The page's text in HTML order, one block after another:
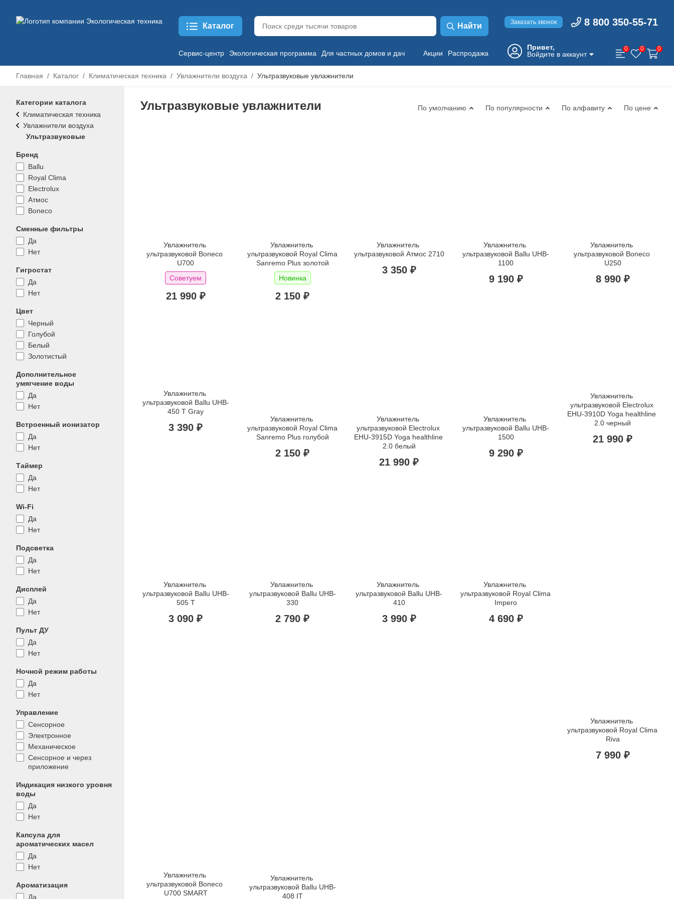
Каталог Найти
Сервис-центр Экологическая программа Для частных домов и дач Акции Распродажа
Заказать звонок 8 800 350-55-71
Привет,
Войдите в аккаунт
0 0 0
Главная Каталог Климатическая техника Увлажнители воздуха Ультразвуковые увлажнители
Категории каталога
Климатическая техника
Увлажнители воздуха
Ультразвуковые
Бренд
Ballu
Royal Clima
Electrolux
Атмос
Boneco
Сменные фильтры
Да
Нет
Гигростат
Да
Нет
Цвет
Черный
Голубой
Белый
Золотистый
Дополнительное
умягчение воды
Да
Нет
Встроенный ионизатор
Да
Нет
Таймер
Да
Нет
Wi-Fi
Да
Нет
Подсветка
Да
Нет
Дисплей
Да
Нет
Пульт ДУ
Да
Нет
Ночной режим работы
Да
Нет
Управление
Сенсорное
Электронное
Механическое
Сенсорное и через
приложение
Индикация низкого уровня
воды
Да
Нет
Капсула для
ароматических масел
Да
Нет
Ароматизация
Да
Ультразвуковые увлажнители По умолчанию По популярности По алфавиту По цене
Увлажнитель
ультразвуковой Boneco
U700
Советуем
21 990 ₽
Увлажнитель
ультразвуковой Royal Clima
Sanremo Plus золотой
Новинка
2 150 ₽
Увлажнитель
ультразвуковой Атмос 2710
3 350 ₽
Увлажнитель
ультразвуковой Ballu UHB-
1100
9 190 ₽
Увлажнитель
ультразвуковой Boneco
U250
8 990 ₽
Увлажнитель
ультразвуковой Ballu UHB-
450 T Gray
3 390 ₽
Увлажнитель
ультразвуковой Royal Clima
Sanremo Plus голубой
2 150 ₽
Увлажнитель
ультразвуковой Electrolux
EHU-3915D Yoga healthline
2.0 белый
21 990 ₽
Увлажнитель
ультразвуковой Ballu UHB-
1500
9 290 ₽
Увлажнитель
ультразвуковой Electrolux
EHU-3910D Yoga healthline
2.0 черный
21 990 ₽
Увлажнитель
ультразвуковой Ballu UHB-
505 Т
3 090 ₽
Увлажнитель
ультразвуковой Ballu UHB-
330
2 790 ₽
Увлажнитель
ультразвуковой Ballu UHB-
410
3 990 ₽
Увлажнитель
ультразвуковой Royal Clima
Impero
4 690 ₽
Увлажнитель
ультразвуковой Royal Clima
Riva
7 990 ₽
Увлажнитель
ультразвуковой Boneco
U700 SMART
Увлажнитель
ультразвуковой Ballu UHB-
408 IT